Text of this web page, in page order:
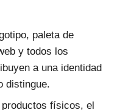
paleta de
y todos los
a una identidad
distingue.
físicos, el